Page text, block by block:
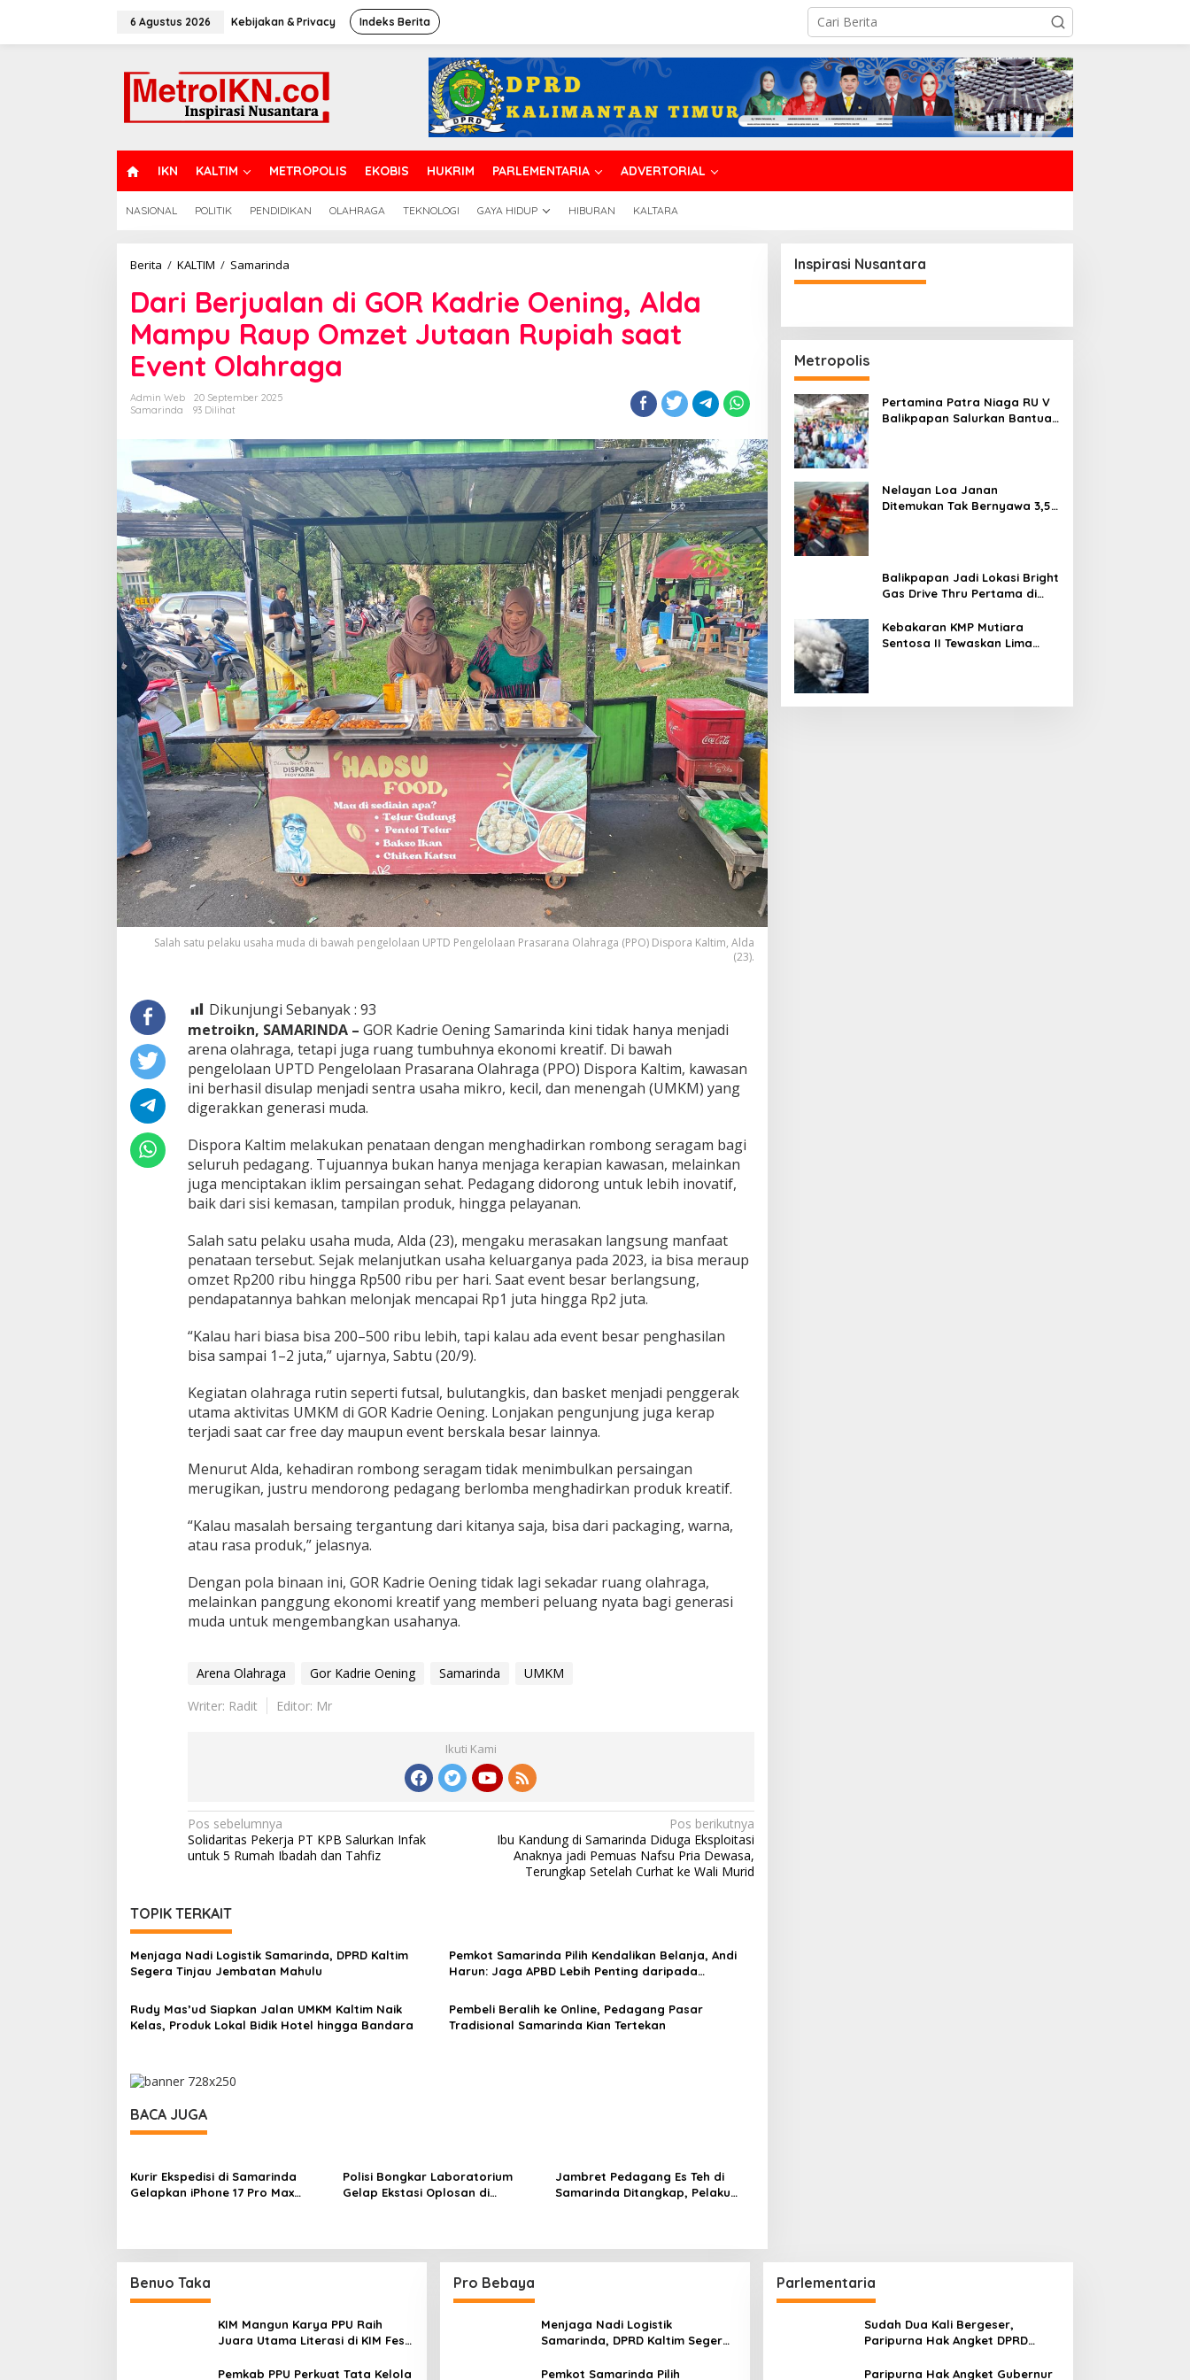
6 Agustus 2026 Kebijakan & Privacy Indeks Berita
O
M
IKN KALTIM METROPOLIS EKOBIS HUKRIM PARLEMENTARIA ADVERTORIAL
NASIONAL POLITIK PENDIDIKAN OLAHRAGA TEKNOLOGI GAYA HIDUP HIBURAN KALTARA
Berita / KALTIM / Samarinda
di
GOR
Kadrie
Oening,
Alda
Mampu
Rupiah
saat
Event
Olahraga
Dari Berjualan di GOR Kadrie Oening, Alda
Mampu Raup Omzet Jutaan Rupiah saat
Event Olahraga
Admin Web
20 September 2025
Samarinda
93 Dilihat
Salah satu pelaku usaha muda di bawah pengelolaan UPTD Pengelolaan Prasarana Olahraga (PPO) Dispora Kaltim, Alda
(23).
Dikunjungi Sebanyak : 93
metroikn, SAMARINDA – GOR Kadrie Oening Samarinda kini tidak hanya menjadi
arena olahraga, tetapi juga ruang tumbuhnya ekonomi kreatif. Di bawah
pengelolaan UPTD Pengelolaan Prasarana Olahraga (PPO) Dispora Kaltim, kawasan
ini berhasil disulap menjadi sentra usaha mikro, kecil, dan menengah (UMKM) yang
digerakkan generasi muda.
Dispora Kaltim melakukan penataan dengan menghadirkan rombong seragam bagi
seluruh pedagang. Tujuannya bukan hanya menjaga kerapian kawasan, melainkan
juga menciptakan iklim persaingan sehat. Pedagang didorong untuk lebih inovatif,
baik dari sisi kemasan, tampilan produk, hingga pelayanan.
Salah satu pelaku usaha muda, Alda (23), mengaku merasakan langsung manfaat
penataan tersebut. Sejak melanjutkan usaha keluarganya pada 2023, ia bisa meraup
omzet Rp200 ribu hingga Rp500 ribu per hari. Saat event besar berlangsung,
pendapatannya bahkan melonjak mencapai Rp1 juta hingga Rp2 juta.
“Kalau hari biasa bisa 200–500 ribu lebih, tapi kalau ada event besar penghasilan
bisa sampai 1–2 juta,” ujarnya, Sabtu (20/9).
Kegiatan olahraga rutin seperti futsal, bulutangkis, dan basket menjadi penggerak
utama aktivitas UMKM di GOR Kadrie Oening. Lonjakan pengunjung juga kerap
terjadi saat car free day maupun event berskala besar lainnya.
Menurut Alda, kehadiran rombong seragam tidak menimbulkan persaingan
merugikan, justru mendorong pedagang berlomba menghadirkan produk kreatif.
“Kalau masalah bersaing tergantung dari kitanya saja, bisa dari packaging, warna,
atau rasa produk,” jelasnya.
Dengan pola binaan ini, GOR Kadrie Oening tidak lagi sekadar ruang olahraga,
melainkan panggung ekonomi kreatif yang memberi peluang nyata bagi generasi
muda untuk mengembangkan usahanya.
Arena Olahraga Gor Kadrie Oening Samarinda
UMKM
Writer: Radit
Editor: Mr
Ikuti Kami
Navigasi
pos
Pos sebelumnya
Solidaritas Pekerja PT KPB Salurkan Infak
untuk 5 Rumah Ibadah dan Tahfiz
Pos berikutnya
Ibu Kandung di Samarinda Diduga Eksploitasi
Anaknya jadi Pemuas Nafsu Pria Dewasa,
Terungkap Setelah Curhat ke Wali Murid
TOPIK TERKAIT
Menjaga Nadi Logistik Samarinda, DPRD Kaltim
Segera Tinjau Jembatan Mahulu
Pemkot Samarinda Pilih Kendalikan Belanja, Andi
Harun: Jaga APBD Lebih Penting daripada
Rudy Mas’ud Siapkan Jalan UMKM Kaltim Naik
Kelas, Produk Lokal Bidik Hotel hingga Bandara
Pembeli Beralih ke Online, Pedagang Pasar
Tradisional Samarinda Kian Tertekan
BACA JUGA
Kurir Ekspedisi di Samarinda
Gelapkan iPhone 17 Pro Max
Polisi Bongkar Laboratorium
Gelap Ekstasi Oplosan di
Jambret Pedagang Es Teh di
Samarinda Ditangkap, Pelaku
Inspirasi Nusantara
Metropolis
Pertamina Patra Niaga RU V
Balikpapan Salurkan Bantuan
Nelayan Loa Janan
Ditemukan Tak Bernyawa 3,5
Balikpapan Jadi Lokasi Bright
Gas Drive Thru Pertama di
Kebakaran KMP Mutiara
Sentosa II Tewaskan Lima
Benuo Taka
KIM Mangun Karya PPU Raih
Juara Utama Literasi di KIM Fest
Panggung Nasional
Pemkab PPU Perkuat Tata Kelola
Pro Bebaya
Menjaga Nadi Logistik
Samarinda, DPRD Kaltim Segera
Pemkot Samarinda Pilih
Parlementaria
Sudah Dua Kali Bergeser,
Paripurna Hak Angket DPRD
Paripurna Hak Angket Gubernur